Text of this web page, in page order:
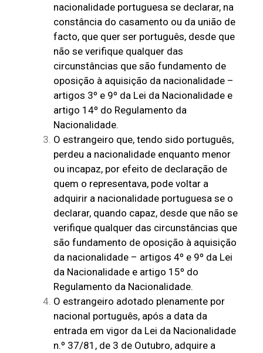
nacionalidade portuguesa se declarar, na
constância do casamento ou da união de
facto, que quer ser português, desde que
não se verifique qualquer das
circunstâncias que são fundamento de
oposição à aquisição da nacionalidade –
artigos 3º e 9º da Lei da Nacionalidade e
artigo 14º do Regulamento da
Nacionalidade.
O estrangeiro que, tendo sido português,
perdeu a nacionalidade enquanto menor
ou incapaz, por efeito de declaração de
quem o representava, pode voltar a
adquirir a nacionalidade portuguesa se o
declarar, quando capaz, desde que não se
verifique qualquer das circunstâncias que
são fundamento de oposição à aquisição
da nacionalidade – artigos 4º e 9º da Lei
da Nacionalidade e artigo 15º do
Regulamento da Nacionalidade.
O estrangeiro adotado plenamente por
nacional português, após a data da
entrada em vigor da Lei da Nacionalidade
n.º 37/81, de 3 de Outubro, adquire a